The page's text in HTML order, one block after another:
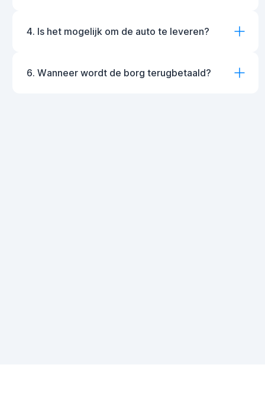
4. Is het mogelijk om de auto te leveren?
6. Wanneer wordt de borg terugbetaald?